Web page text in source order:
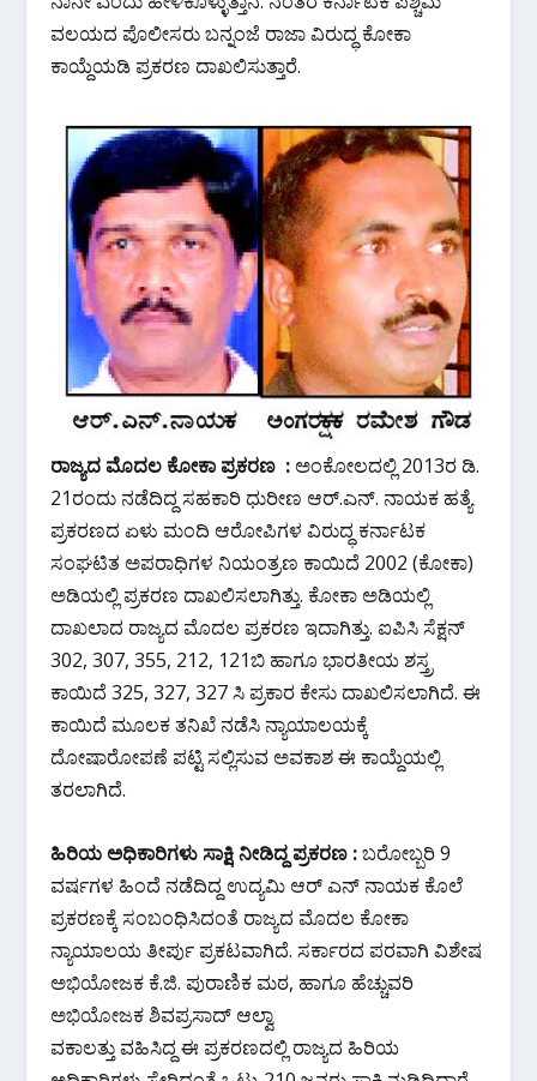
ವಲಯದ ಪೊಲೀಸರು ಬನ್ನಂಜೆ ರಾಜಾ ವಿರುದ್ಧ ಕೋಕಾ
ಕಾಯ್ದೆಯಡಿ ಪ್ರಕರಣ ದಾಖಲಿಸುತ್ತಾರೆ.
ರಾಜ್ಯದ ಮೊದಲ ಕೋಕಾ ಪ್ರಕರಣ :ಅಂಕೋಲದಲ್ಲಿ 2013ರ ಡಿ.
21ರಂದು ನಡೆದಿದ್ದ ಸಹಕಾರಿ ಧುರೀಣ ಆರ್.ಎನ್. ನಾಯಕ ಹತ್ಯೆ
ಪ್ರಕರಣದ ಏಳು ಮಂದಿ ಆರೋಪಿಗಳ ವಿರುದ್ಧ ಕರ್ನಾಟಕ
ಸಂಘಟಿತ ಅಪರಾಧಿಗಳ ನಿಯಂತ್ರಣ ಕಾಯಿದೆ 2002 (ಕೋಕಾ)
ಅಡಿಯಲ್ಲಿ ಪ್ರಕರಣ ದಾಖಲಿಸಲಾಗಿತ್ತು. ಕೋಕಾ ಅಡಿಯಲ್ಲಿ
ದಾಖಲಾದ ರಾಜ್ಯದ ಮೊದಲ ಪ್ರಕರಣ ಇದಾಗಿತ್ತು. ಐಪಿಸಿ ಸೆಕ್ಷನ್
302, 307, 355, 212, 121ಬಿ ಹಾಗೂ ಭಾರತೀಯ ಶಸ್ತ್ರ
ಕಾಯಿದೆ 325, 327, 327 ಸಿ ಪ್ರಕಾರ ಕೇಸು ದಾಖಲಿಸಲಾಗಿದೆ. ಈ
ಕಾಯಿದೆ ಮೂಲಕ ತನಿಖೆ ನಡೆಸಿ ನ್ಯಾಯಾಲಯಕ್ಕೆ
ದೋಷಾರೋಪಣೆ ಪಟ್ಟಿ ಸಲ್ಲಿಸುವ ಅವಕಾಶ ಈ ಕಾಯ್ದೆಯಲ್ಲಿ
ತರಲಾಗಿದೆ.
ಹಿರಿಯ ಅಧಿಕಾರಿಗಳು ಸಾಕ್ಷಿ ನೀಡಿದ್ದ ಪ್ರಕರಣ :ಬರೋಬ್ಬರಿ 9
ವರ್ಷಗಳ ಹಿಂದೆ ನಡೆದಿದ್ದ ಉದ್ಯಮಿ ಆರ್ ಎನ್ ನಾಯಕ ಕೊಲೆ
ಪ್ರಕರಣಕ್ಕೆ ಸಂಬಂಧಿಸಿದಂತೆ ರಾಜ್ಯದ ಮೊದಲ ಕೋಕಾ
ನ್ಯಾಯಾಲಯ ತೀರ್ಪು ಪ್ರಕಟವಾಗಿದೆ. ಸರ್ಕಾರದ ಪರವಾಗಿ ವಿಶೇಷ
ಅಭಿಯೋಜಕ ಕೆ.ಜಿ. ಪುರಾಣಿಕ ಮಠ, ಹಾಗೂ ಹೆಚ್ಚುವರಿ
ಅಭಿಯೋಜಕ ಶಿವಪ್ರಸಾದ್ ಆಲ್ವಾ
ವಕಾಲತ್ತು ವಹಿಸಿದ್ದ ಈ ಪ್ರಕರಣದಲ್ಲಿ ರಾಜ್ಯದ ಹಿರಿಯ